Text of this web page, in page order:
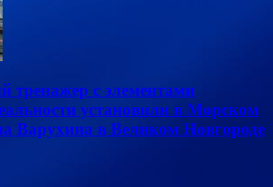
тренажер с элементами
установили в Морском
Варухина в Великом Новгороде